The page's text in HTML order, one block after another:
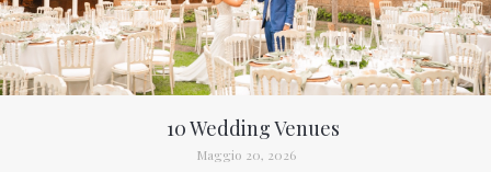
10 Wedding Venues
Maggio 20, 2026